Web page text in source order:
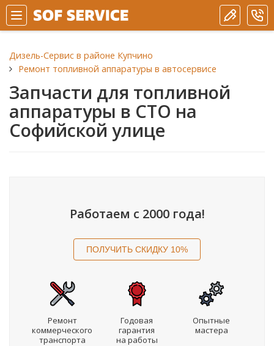
Дизель-Сервис в районе Купчино
Ремонт топливной аппаратуры в автосервисе
Запчасти для топливной
аппаратуры в СТО на
Софийской улице
Работаем с 2000 года!
Ремонт
коммерческого
транспорта
Годовая
гарантия
на работы
Опытные
мастера